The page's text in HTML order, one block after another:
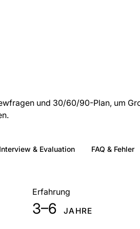
und 30/60/90-Plan, um
Interview & Evaluation FAQ & Fehler
Erfahrung
3–6 JAHRE